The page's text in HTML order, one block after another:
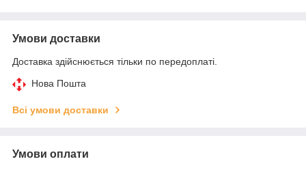
Умови доставки
Доставка здійснюється тільки по передоплаті.
Нова Пошта
Всі умови доставки
Умови оплати